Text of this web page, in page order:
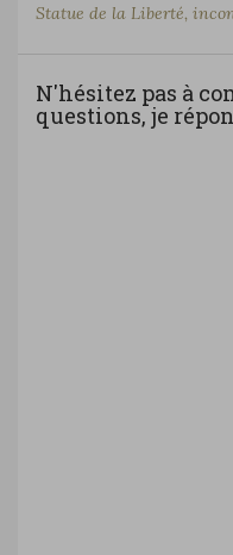
Statue de la Liberté,
N'hésitez pas à
questions, je